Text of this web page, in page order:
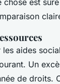
aides
Un
de droits.